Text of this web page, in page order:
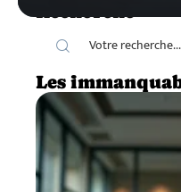
Recherche
Les